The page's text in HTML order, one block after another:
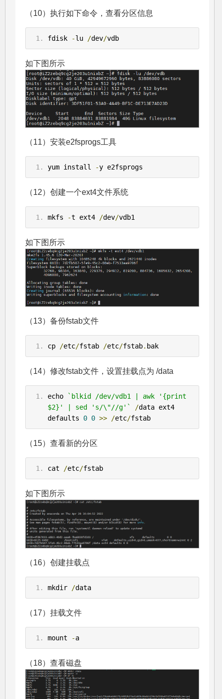
（10）执行如下命令，查看分区信息
fdisk -lu /dev/vdb
如下图所示
（11）安装e2fsprogs工具
yum install -y e2fsprogs
（12）创建一个ext4文件系统
mkfs -t ext4 /dev/vdb1
如下图所示
（13）备份fstab文件
cp /etc/fstab /etc/fstab. bak
（14）修改fstab文件，设置挂载点为 /data
echo
`blkid /dev/vdb1 | awk '{print
$2}' | sed 's/\"//g'`
/data ext4
defaults 0 0 >> /etc/fstab
（15）查看新的分区
cat /etc/fstab
如下图所示
（16）创建挂载点
mkdir /data
（17）挂载文件
mount -a
（18）查看磁盘